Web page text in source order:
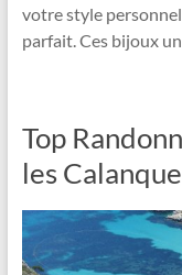
votre style
parfait. Ces bijoux
Top
les